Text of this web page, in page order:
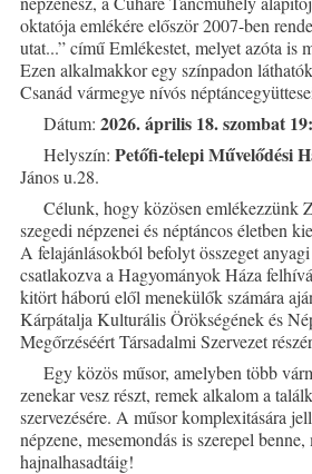
oktatója emlékére először 2007-ben
utat...” című Emlékestet, melyet azóta is
Ezen alkalmakkor egy színpadon
Csanád vármegye nívós
Dátum: 2026. április 18. szombat
Helyszín: Petőfi-telepi Művelődési
János u.28.
Célunk, hogy közösen emlékezzünk
szegedi népzenei és néptáncos életben
A felajánlásokból befolyt összeget
csatlakozva a Hagyományok Háza
kitört háború elől menekülők számára
Kárpátalja Kulturális Örökségének és
Megőrzéséért Társadalmi Szervezet
Egy közös műsor, amelyben több
zenekar vesz részt, remek alkalom a
szervezésére. A műsor komplexitására
népzene, mesemondás is szerepel
hajnalhasadtáig!